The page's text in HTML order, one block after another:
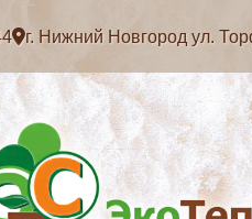
г. Нижний Новгород ул.